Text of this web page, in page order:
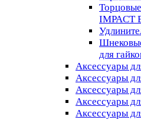
IMPACT
для
Аксессуары
Аксессуары
Аксессуары
Аксессуары
Аксессуары